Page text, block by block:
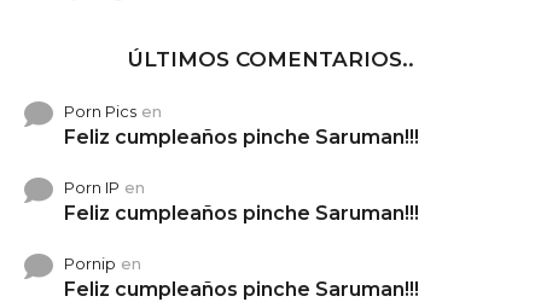
ÚLTIMOS COMENTARIOS..
Porn Pics en
Feliz cumpleaños pinche Saruman!!!
Porn IP en
Feliz cumpleaños pinche Saruman!!!
Pornip en
Feliz cumpleaños pinche Saruman!!!